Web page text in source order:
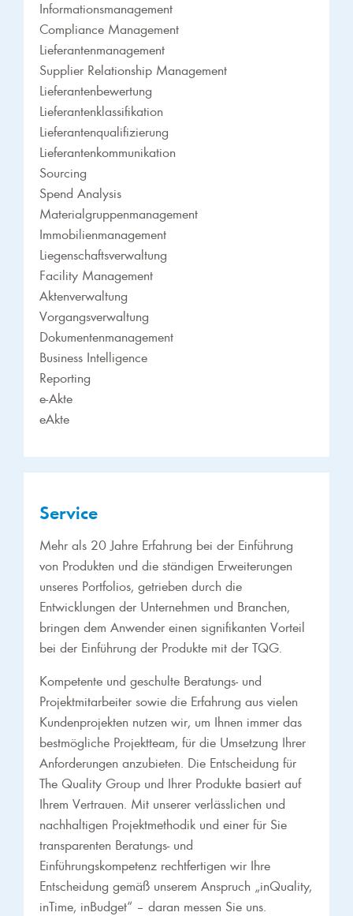
Informationsmanagement
Compliance Management
Lieferantenmanagement
Supplier Relationship Management
Lieferantenbewertung
Lieferantenklassifikation
Lieferantenqualifizierung
Lieferantenkommunikation
Sourcing
Spend Analysis
Materialgruppenmanagement
Immobilienmanagement
Liegenschaftsverwaltung
Facility Management
Aktenverwaltung
Vorgangsverwaltung
Dokumentenmanagement
Business Intelligence
Reporting
e-Akte
eAkte
Service
Mehr als 20 Jahre Erfahrung bei der Einführung
von Produkten und die ständigen Erweiterungen
unseres Portfolios, getrieben durch die
Entwicklungen der Unternehmen und Branchen,
bringen dem Anwender einen signifikanten Vorteil
bei der Einführung der Produkte mit der TQG.
Kompetente und geschulte Beratungs- und
Projektmitarbeiter sowie die Erfahrung aus vielen
Kundenprojekten nutzen wir, um Ihnen immer das
bestmögliche Projektteam, für die Umsetzung Ihrer
Anforderungen anzubieten. Die Entscheidung für
The Quality Group und Ihrer Produkte basiert auf
Ihrem Vertrauen. Mit unserer verlässlichen und
nachhaltigen Projektmethodik und einer für Sie
transparenten Beratungs- und
Einführungskompetenz rechtfertigen wir Ihre
Entscheidung gemäß unserem Anspruch „inQuality,
inTime, inBudget“ – daran messen Sie uns.